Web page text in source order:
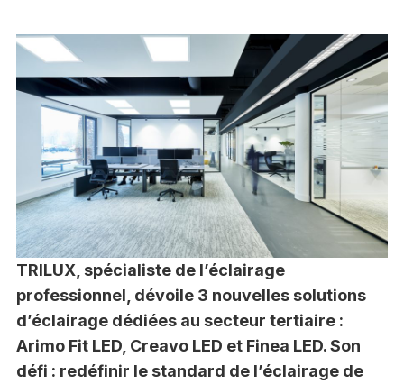
TRILUX, spécialiste de l’éclairage
professionnel, dévoile 3 nouvelles solutions
d’éclairage dédiées au secteur tertiaire :
Arimo Fit LED, Creavo LED et Finea LED. Son
défi : redéfinir le standard de l’éclairage de